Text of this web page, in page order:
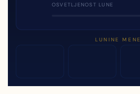
OSVETLJENOST LUNE
LUNINE MENE